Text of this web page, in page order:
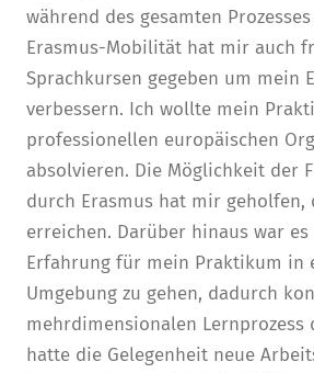
während des gesamten
Erasmus-Mobilität hat mir auch
Sprachkursen gegeben um mein
verbessern. Ich wollte mein
professionellen europäischen
absolvieren. Die Möglichkeit der
durch Erasmus hat mir geholfen,
erreichen. Darüber hinaus war
Erfahrung für mein Praktikum in
Umgebung zu gehen, dadurch
mehrdimensionalen Lernprozess
hatte die Gelegenheit neue